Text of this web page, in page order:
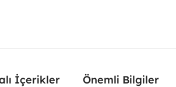
İçerikler Önemli Bilgiler